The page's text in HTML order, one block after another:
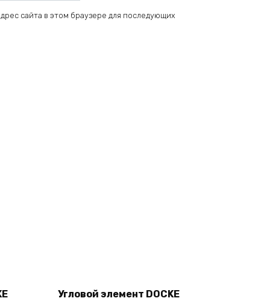
сайта в этом браузере для последующих
cart
Угловой элемент DOCKE